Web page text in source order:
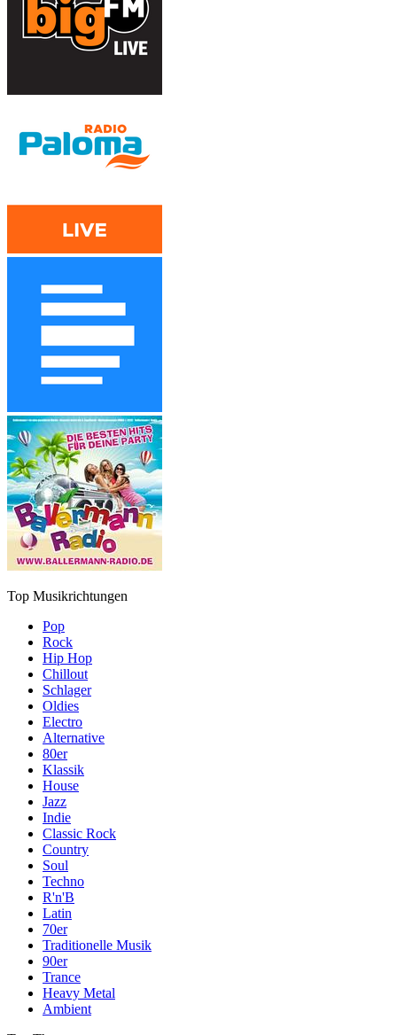
Top Musikrichtungen
Pop
Rock
Hip Hop
Chillout
Schlager
Oldies
Electro
Alternative
80er
Klassik
House
Jazz
Indie
Classic Rock
Country
Soul
Techno
R'n'B
Latin
70er
Traditionelle Musik
90er
Trance
Heavy Metal
Ambient